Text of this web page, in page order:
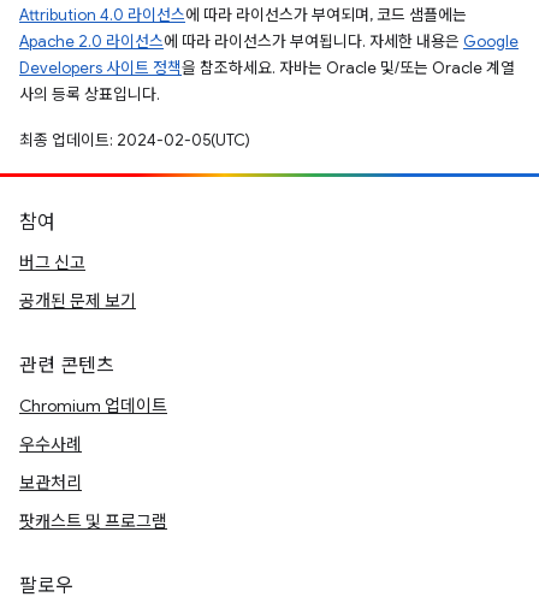
Attribution 4.0 라이선스에 따라 라이선스가 부여되며, 코드 샘플에는
Apache 2.0 라이선스에 따라 라이선스가 부여됩니다. 자세한 내용은 Google
Developers 사이트 정책을 참조하세요. 자바는 Oracle 및/또는 Oracle 계열
사의 등록 상표입니다.
최종 업데이트: 2024-02-05(UTC)
참여
버그 신고
공개된 문제 보기
관련 콘텐츠
Chromium 업데이트
우수사례
보관처리
팟캐스트 및 프로그램
팔로우